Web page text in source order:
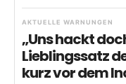
AKTUELLE WARNUNGEN
„Uns hackt
Lieblingssatz
kurz vor dem